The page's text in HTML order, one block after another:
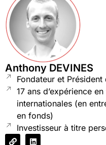
Anthony DEVINES
Fondateur et Président
17 ans d’expérience
internationales (en
en fonds)
Investisseur à titre